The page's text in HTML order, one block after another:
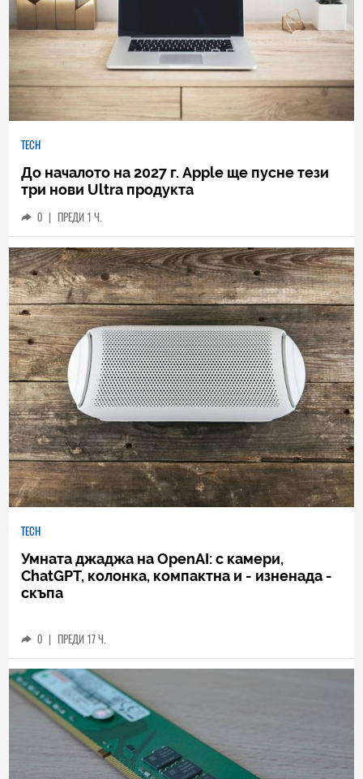
TECH
До началото на 2027 г. Apple ще пусне тези
три нови Ultra продукта
0 | ПРЕДИ 1 Ч.
TECH
Умната джаджа на OpenAI: с камери,
ChatGPT, колонка, компактна и - изненада -
скъпа
0 | ПРЕДИ 17 Ч.